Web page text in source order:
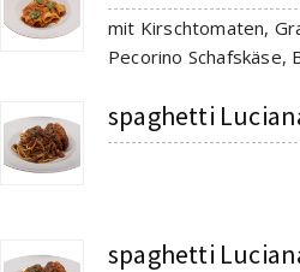
mit Kirschtomaten,
Pecorino Schafskäse,
spaghetti
spaghetti